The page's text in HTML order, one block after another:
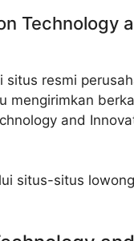
Technology
situs resmi
mengirimkan
and
situs-situs